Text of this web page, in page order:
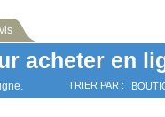
acheter en
TRIER PAR :